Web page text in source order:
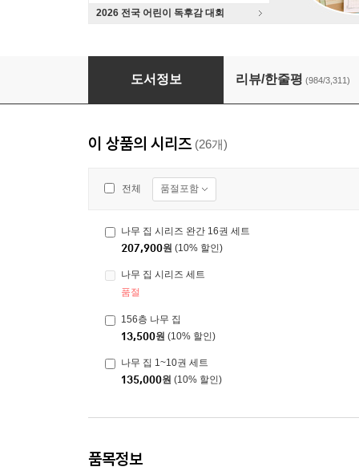
2026 전국 어린이 독후감 대회
나무 집 시리즈 완간 16권 세트
도서정보 리뷰/한줄평 (984/3,311)
이 상품의 시리즈 (26개)
전체 품절포함
나무 집 시리즈 완간 16권 세트
207,900원 (10% 할인)
나무 집 시리즈 세트
품절
156층 나무 집
13,500원 (10% 할인)
나무 집 1~10권 세트
135,000원 (10% 할인)
품목정보